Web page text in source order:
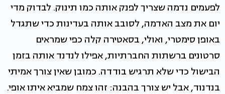
לפעמים נדמה שצריך לפנק אותה כמו תינוק. לבדוק מדי
יום את מצב האדמה, לסובב אותה בעדינות כדי שתגדל
באופן סימטרי, ואולי, בסאטירה קלה כפי שמראים
סרטונים ברשתות החברתיות, אפילו לנדנד אותה בזמן
הבישול כדי שלא תרגיש בודדה. כמובן שאין צורך אמיתי
בנדנוד, אבל יש צורך בהבנה: זהו צמח שמביא איתו אופי.